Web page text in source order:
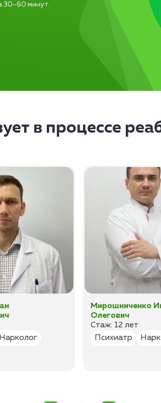
30–60 минут.
в процессе
Нарколог
Мирошниченко
Олегович
Стаж: 12 лет
Психиатр